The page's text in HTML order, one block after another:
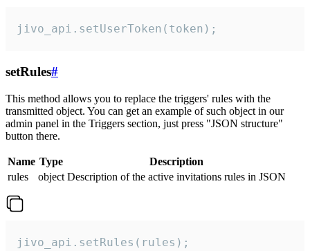
jivo_api.setUserToken(token);
setRules#
This method allows you to replace the triggers' rules with the
transmitted object. You can get an example of such object in our
admin panel in the Triggers section, just press "JSON structure"
button there.
Name Type
Description
rules
object Description of the active invitations rules in JSON
jivo_api.setRules(rules);